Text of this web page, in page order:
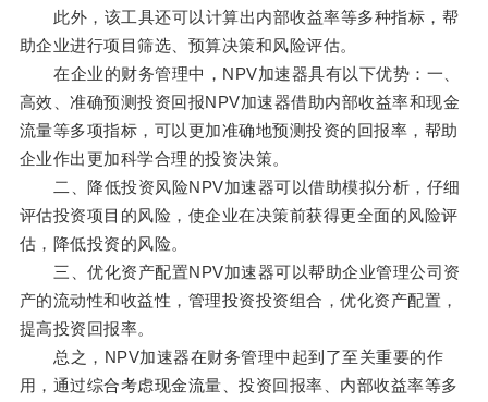
此外，该工具还可以计算出内部收益率等多种指标，帮
助企业进行项目筛选、预算决策和风险评估。
在企业的财务管理中，NPV加速器具有以下优势：一、
高效、准确预测投资回报NPV加速器借助内部收益率和现金
流量等多项指标，可以更加准确地预测投资的回报率，帮助
企业作出更加科学合理的投资决策。
二、降低投资风险NPV加速器可以借助模拟分析，仔细
评估投资项目的风险，使企业在决策前获得更全面的风险评
估，降低投资的风险。
三、优化资产配置NPV加速器可以帮助企业管理公司资
产的流动性和收益性，管理投资投资组合，优化资产配置，
提高投资回报率。
总之，NPV加速器在财务管理中起到了至关重要的作
用，通过综合考虑现金流量、投资回报率、内部收益率等多